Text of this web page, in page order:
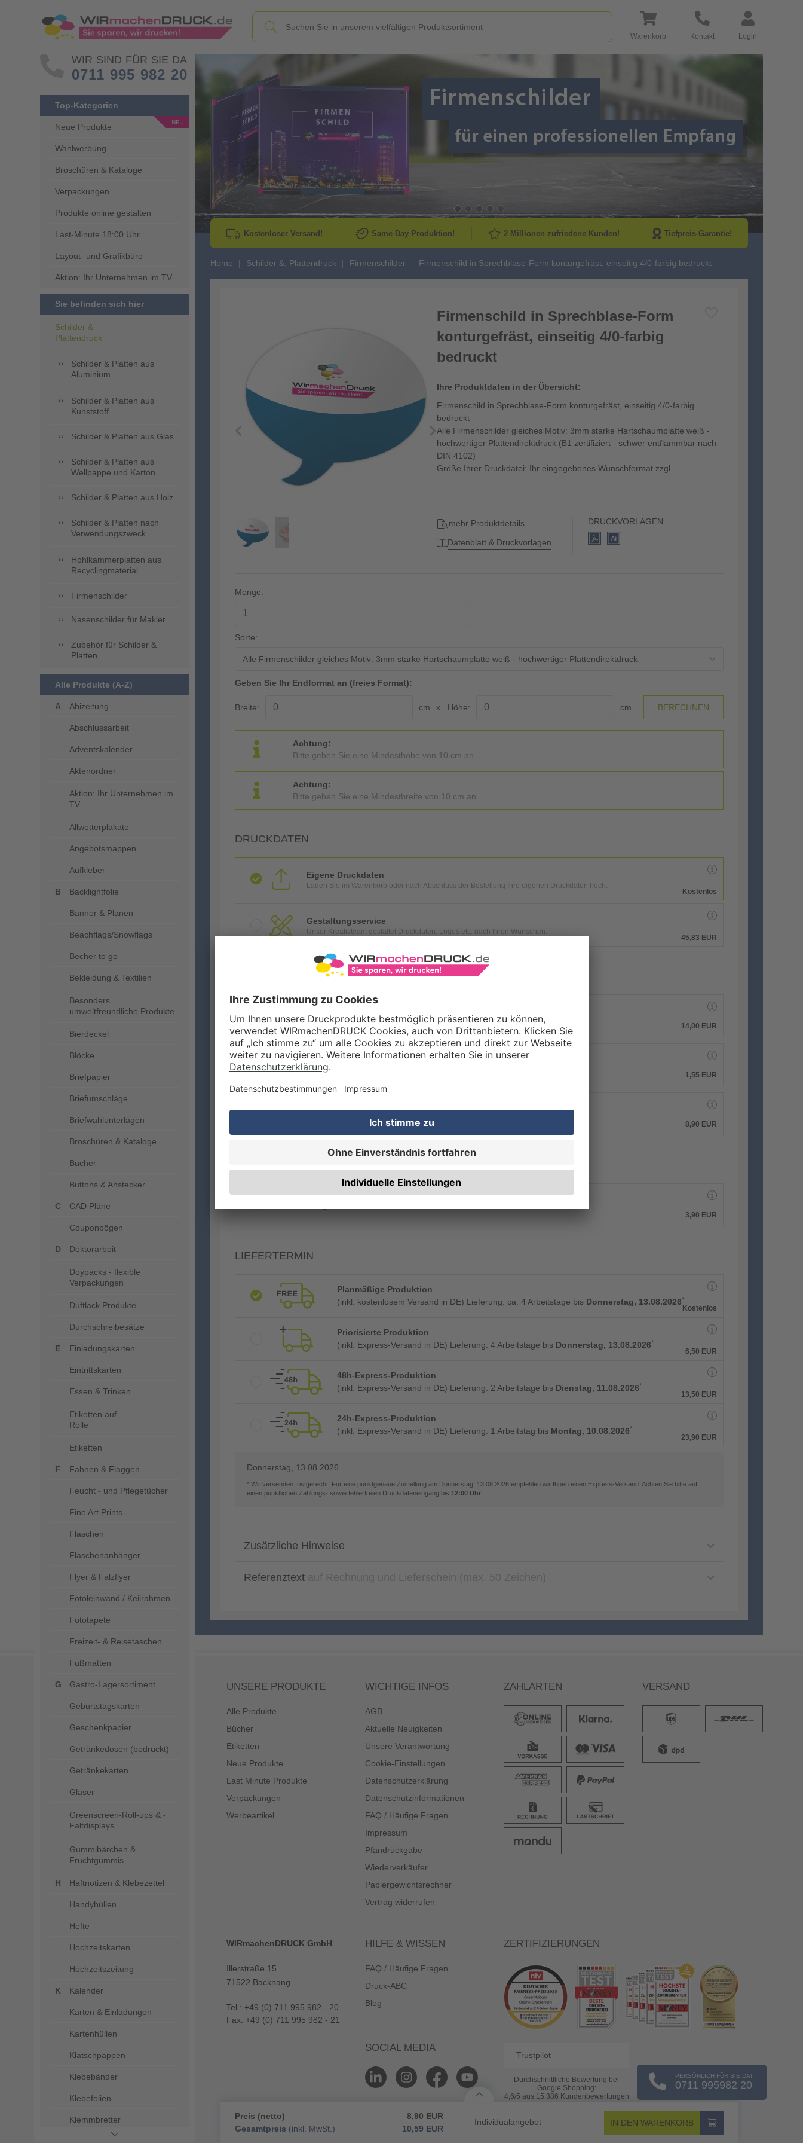
Warenkorb Kontakt Login
WIR SIND FÜR SIE DA
0711 995 982 20
Top-Kategorien
Neue Produkte
Wahlwerbung
Broschüren & Kataloge
Verpackungen
Produkte online gestalten
Last-Minute 18:00 Uhr
Layout- und Grafikbüro
Aktion: Ihr Unternehmen im TV
Sie befinden sich hier
Schilder &
Plattendruck
Schilder & Platten aus
Aluminium
Schilder & Platten aus
Kunststoff
Schilder & Platten aus Glas
Schilder & Platten aus
Wellpappe und Karton
Schilder & Platten aus Holz
Schilder & Platten nach
Verwendungszweck
Hohlkammerplatten aus
Recyclingmaterial
Firmenschilder
Nasenschilder für Makler
Zubehör für Schilder &
Platten
Alle Produkte (A-Z)
Abizeitung
Abschlussarbeit
Adventskalender
Aktenordner
Aktion: Ihr Unternehmen im
TV
Allwetterplakate
Angebotsmappen
Aufkleber
Backlightfolie
Banner & Planen
Beachflags/Snowflags
Becher to go
Bekleidung & Textilien
Besonders
umweltfreundliche Produkte
Bierdeckel
Blöcke
Briefpapier
Briefumschläge
Briefwahlunterlagen
Broschüren & Kataloge
Bücher
Buttons & Anstecker
CAD Pläne
Couponbögen
Doktorarbeit
Doypacks - flexible
Verpackungen
Duftlack Produkte
Durchschreibesätze
Einladungskarten
Eintrittskarten
Essen & Trinken
Etiketten auf
Rolle
Etiketten
Fahnen & Flaggen
Feucht - und Pflegetücher
Fine Art Prints
Flaschen
Flaschenanhänger
Flyer & Falzflyer
Fotoleinwand / Keilrahmen
Fototapete
Freizeit- & Reisetaschen
Fußmatten
Gastro-Lagersortiment
Geburtstagskarten
Geschenkpapier
Getränkedosen (bedruckt)
Getränkekarten
Gläser
Greenscreen-Roll-ups & -
Faltdisplays
Gummibärchen &
Fruchtgummis
Haftnotizen & Klebezettel
Handyhüllen
Hefte
Hochzeitskarten
Hochzeitszeitung
Kalender
Karten & Einladungen
Kartenhüllen
Klatschpappen
Klebebänder
Klebefolien
Klemmbretter
Go to Previous Slide Go to Next
Kostenloser Versand! Same Day Produktion! 2 Millionen zufriedene Kunden! Tiefpreis-Garantie!
Home Schilder &, Plattendruck Firmenschilder Firmenschild in Sprechblase-Form konturgefräst, einseitig 4/0-farbig bedruckt
Firmenschild in Sprechblase-Form
konturgefräst, einseitig 4/0-farbig
bedruckt
Ihre Produktdaten in der Übersicht:
Firmenschild in Sprechblase-Form konturgefräst, einseitig 4/0-farbig
bedruckt
Alle Firmenschilder gleiches Motiv: 3mm starke Hartschaumplatte weiß -
hochwertiger Plattendirektdruck (B1 zertifiziert - schwer entflammbar nach
DIN 4102)
Größe Ihrer Druckdatei: Ihr eingegebenes Wunschformat zzgl. ...
mehr Produktdetails
Datenblatt & Druckvorlagen
DRUCKVORLAGEN
Menge:
Sorte:
Alle Firmenschilder gleiches Motiv: 3mm starke Hartschaumplatte weiß - hochwertiger Plattendirektdruck
Geben Sie Ihr Endformat an (freies Format):
Breite: cm Höhe: cm
Achtung:
Bitte geben Sie eine Mindesthöhe von 10 cm an
Achtung:
Bitte geben Sie eine Mindestbreite von 10 cm an
DRUCKDATEN
Eigene Druckdaten
Laden Sie im Warenkorb oder nach Abschluss der Bestellung Ihre eigenen Druckdaten hoch.
Kostenlos
Gestaltungsservice
Unser Kreativteam gestaltet Druckdaten, Logos etc. nach Ihren Wünschen.
45,83 EUR
ZUSATZOPTIONEN
Qualitätskontrolle (von Experten empf.)
14,00 EUR
Rechnung zusätzlich per Post
1,55 EUR
8,90 EUR
3,90 EUR
LIEFERTERMIN
Planmäßige Produktion
(inkl. kostenlosem Versand in DE) Lieferung: ca. 4 Arbeitstage bis Donnerstag, 13.08.2026*
Kostenlos
Priorisierte Produktion
(inkl. Express-Versand in DE) Lieferung: 4 Arbeitstage bis Donnerstag, 13.08.2026*
6,50 EUR
48h-Express-Produktion
(inkl. Express-Versand in DE) Lieferung: 2 Arbeitstage bis Dienstag, 11.08.2026*
13,50 EUR
24h-Express-Produktion
(inkl. Express-Versand in DE) Lieferung: 1 Arbeitstag bis Montag, 10.08.2026*
23,90 EUR
Donnerstag, 13.08.2026
* Wir versenden fristgerecht. Für eine punktgenaue Zustellung am Donnerstag, 13.08.2026 empfehlen wir Ihnen einen Express-Versand. Achten Sie bitte auf
einen pünktlichen Zahlungs- sowie fehlerfreien Druckdateneingang bis 12:00 Uhr
Zusätzliche Hinweise
Referenztext
Preis (netto) 8,90 EUR
Gesamtpreis (inkl. MwSt.) 10,59 EUR
Individualangebot IN DEN WARENKORB
PERSÖNLICH FÜR SIE DA!
0711 995982 20
UNSERE PRODUKTE
Alle Produkte
Bücher
Etiketten
Neue Produkte
Last Minute Produkte
Verpackungen
Werbeartikel
WICHTIGE INFOS
AGB
Aktuelle Neuigkeiten
Unsere Verantwortung
Cookie-Einstellungen
Datenschutzerklärung
Datenschutzinformationen
FAQ / Häufige Fragen
Impressum
Pfandrückgabe
Wiederverkäufer
Papiergewichtsrechner
Vertrag widerrufen
ZAHLARTEN VERSAND
WIRmachenDRUCK GmbH
Illerstraße 15
71522 Backnang
Tel.: +49 (0) 711 995 982 - 20
Fax: +49 (0) 711 995 982 - 21
HILFE & WISSEN
FAQ / Häufige Fragen
Druck-ABC
Blog
SOCIAL MEDIA
ZERTIFIZIERUNGEN
Trustpilot
Durchschnittliche Bewertung bei
Google Shopping:
4,6/5 aus 15.386 Kundenbewertungen